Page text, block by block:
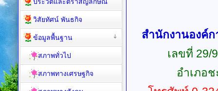
สำนักงานองค์
เลขที่
อำเภอ
ประวัติและตราสัญลักษณ์
วิสัยทัศน์ พันธกิจ
ข้อมูลพื้นฐาน
สภาพทั่วไป
สภาพทางเศรษฐกิจ